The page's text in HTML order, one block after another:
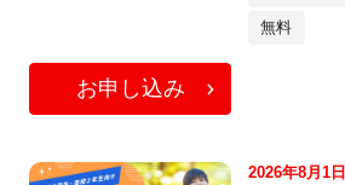
無料
お申し込み
2026年8月1